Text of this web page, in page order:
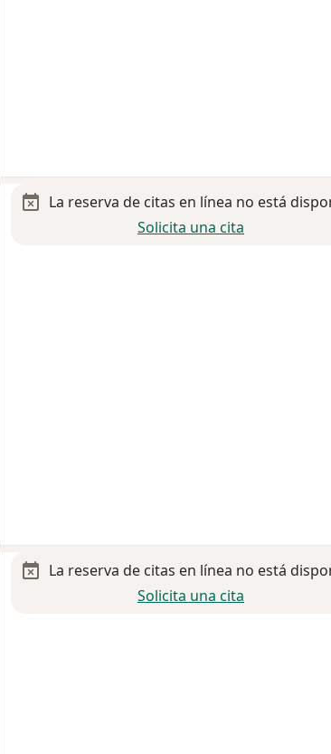
La reserva de citas en línea no está
Solicita una cita
La reserva de citas en línea no está
Solicita una cita